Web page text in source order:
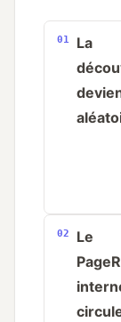
La
Le